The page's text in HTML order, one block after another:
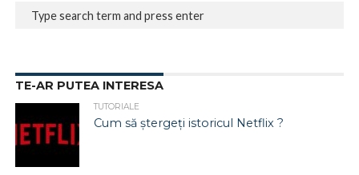
TE-AR PUTEA INTERESA
TUTORIALE
Cum să ștergeți istoricul Netflix ?